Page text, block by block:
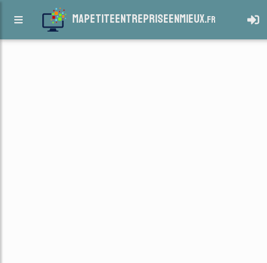
mapetiteentrepriseenmieux.fr